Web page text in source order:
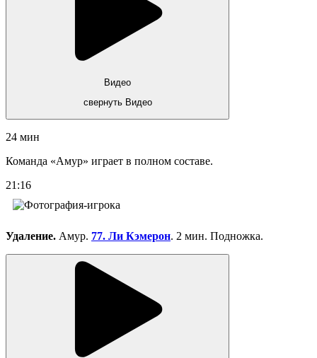
Видео
свернуть Видео
24 мин
Команда «Амур» играет в полном составе.
21:16
Удаление. Амур. 77. Ли Кэмерон. 2 мин. Подножка.